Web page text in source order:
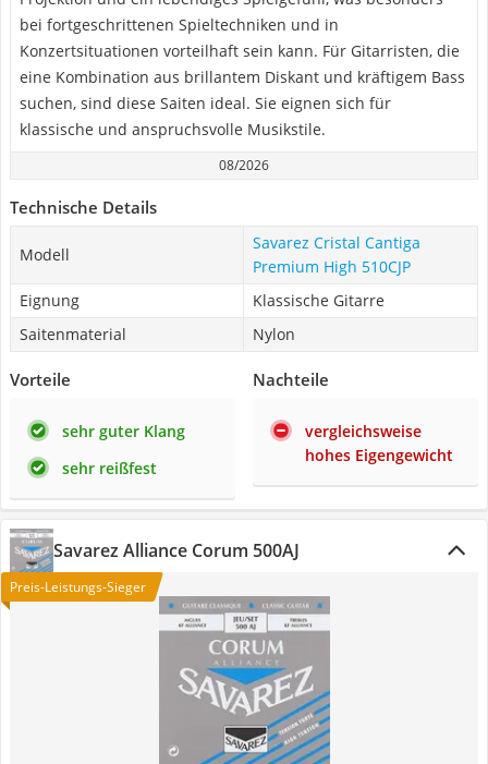
bei fortgeschrittenen Spieltechniken und in
Konzertsituationen vorteilhaft sein kann. Für Gitarristen, die
eine Kombination aus brillantem Diskant und kräftigem Bass
suchen, sind diese Saiten ideal. Sie eignen sich für
klassische und anspruchsvolle Musikstile.
08/2026
Technische Details
Modell
Savarez Cristal Cantiga
Premium High 510CJP
Eignung
Klassische Gitarre
Saitenmaterial
Nylon
Vorteile
sehr guter Klang
sehr reißfest
Nachteile
vergleichsweise
hohes Eigengewicht
Savarez Alliance Corum 500AJ
Preis-Leistungs-Sieger